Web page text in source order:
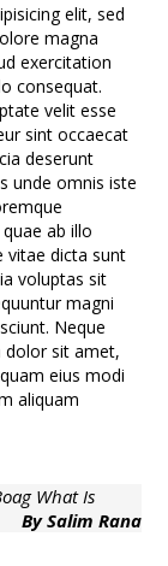
elit, sed
magna
exercitation
consequat.
velit esse
sint occaecat
deserunt
unde omnis iste
ab illo
vitae dicta sunt
voluptas sit
magni
Neque
dolor sit amet,
eius modi
aliquam
What Is
By Salim Rana